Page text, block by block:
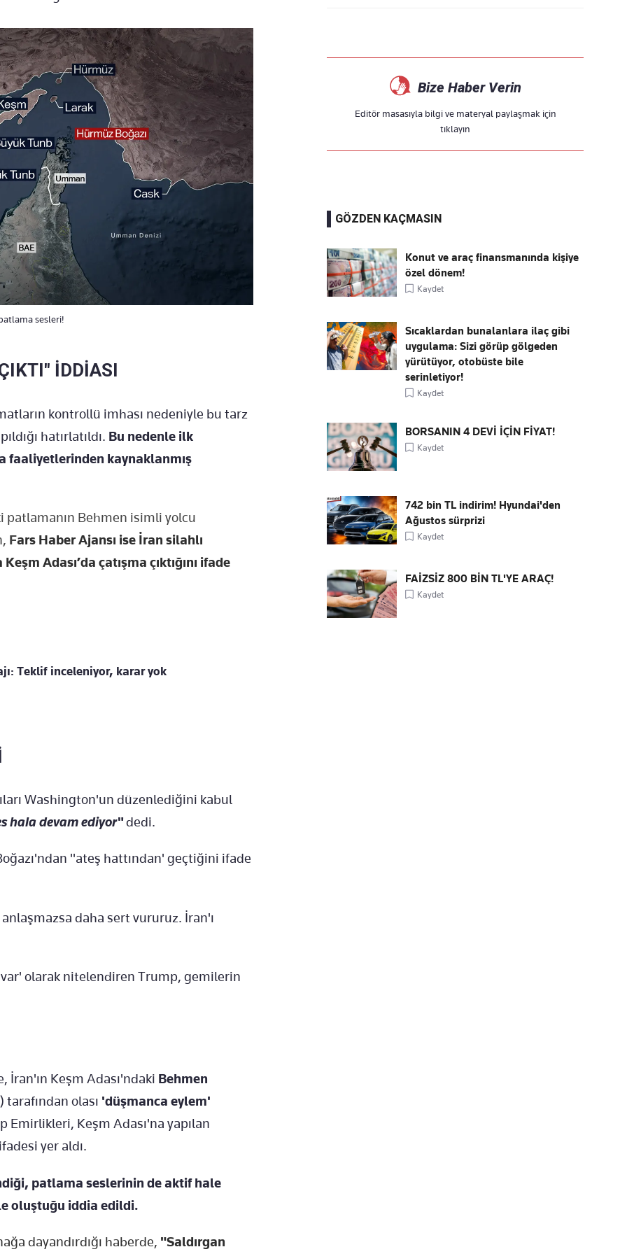
sesleri!
İDDİASI
kontrollü imhası nedeniyle bu tarz
hatırlatıldı. Bu nedenle ilk
faaliyetlerinden kaynaklanmış
patlamanın Behmen isimli yolcu
Fars Haber Ajansı ise İran silahlı
Adası’da çatışma çıktığını ifade
Teklif inceleniyor, karar yok
Washington'un düzenlediğini kabul
hala devam ediyor"dedi.
"ateş hattından' geçtiğini ifade
daha sert vururuz. İran'ı
olarak nitelendiren Trump, gemilerin
İran'ın Keşm Adası'ndaki Behmen
olası 'düşmanca eylem'
Keşm Adası'na yapılan
yer aldı.
patlama seslerinin de aktif hale
oluştuğu iddia edildi.
dayandırdığı haberde, "Saldırgan
Bize Haber Verin
Editör masasıyla bilgi ve materyal paylaşmak için
tıklayın
GÖZDEN KAÇMASIN
Konut ve araç finansmanında kişiye
özel dönem!
Kaydet
Sıcaklardan bunalanlara ilaç gibi
uygulama: Sizi görüp gölgeden
yürütüyor, otobüste bile
serinletiyor!
Kaydet
BORSANIN 4 DEVİ İÇİN FİYAT!
Kaydet
742 bin TL indirim! Hyundai'den
Ağustos sürprizi
Kaydet
FAİZSİZ 800 BİN TL'YE ARAÇ!
Kaydet